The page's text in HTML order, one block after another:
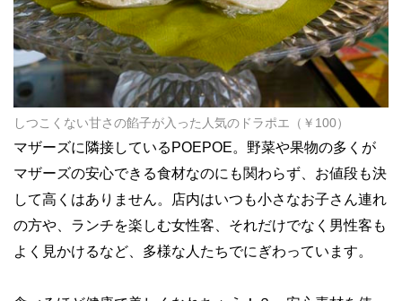
しつこくない甘さの餡子が入った人気のドラポエ（￥100）
マザーズに隣接しているPOEPOE。野菜や果物の多くが
マザーズの安心できる食材なのにも関わらず、お値段も決
して高くはありません。店内はいつも小さなお子さん連れ
の方や、ランチを楽しむ女性客、それだけでなく男性客も
よく見かけるなど、多様な人たちでにぎわっています。